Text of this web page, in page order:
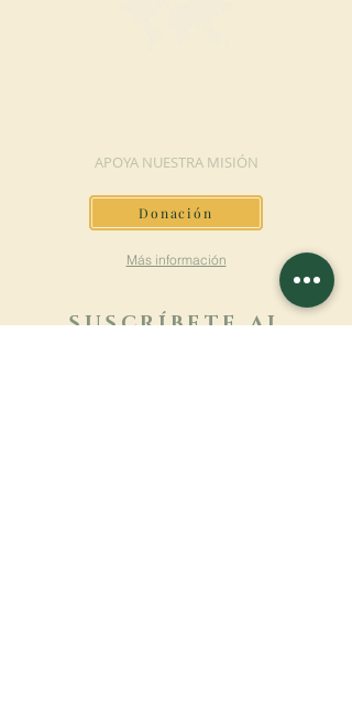
APOYA NUESTRA MISIÓN
Donación
Más información
SUSCRÍBETE AL